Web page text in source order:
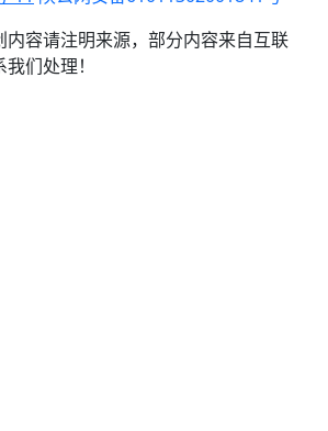
内容请注明来源，部分内容来自互联
们处理！